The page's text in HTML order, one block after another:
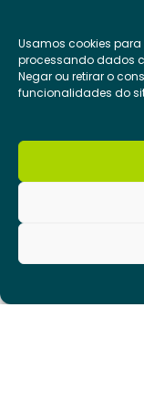
Usamos cookies
processando dados
Negar ou retirar o
funcionalidades do